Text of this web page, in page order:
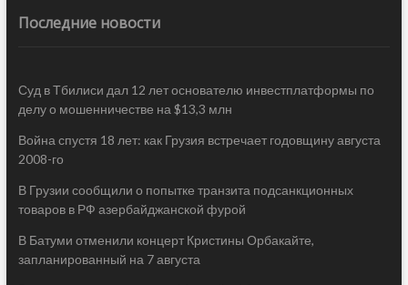
Последние новости
Суд в Тбилиси дал 12 лет основателю инвестплатформы по
делу о мошенничестве на $13,3 млн
Война спустя 18 лет: как Грузия встречает годовщину августа
2008-го
В Грузии сообщили о попытке транзита подсанкционных
товаров в РФ азербайджанской фурой
В Батуми отменили концерт Кристины Орбакайте,
запланированный на 7 августа